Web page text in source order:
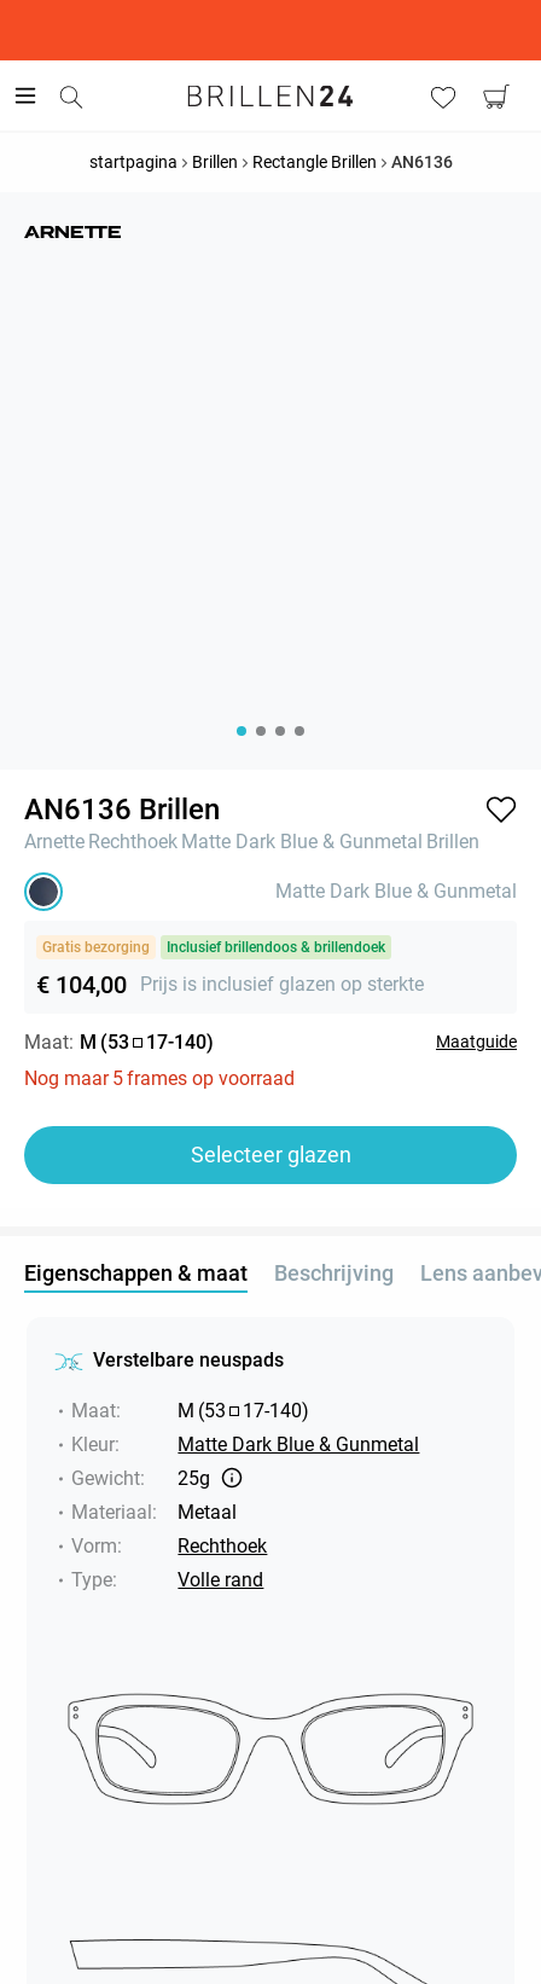
startpagina Brillen Rectangle Brillen AN6136
AN6136 Brillen
Arnette Rechthoek Matte Dark Blue & Gunmetal Brillen
Matte Dark Blue & Gunmetal
Gratis bezorging Inclusief brillendoos & brillendoek
€ 104,00 Prijs is inclusief glazen op sterkte
Maat: M (53 17-140) Maatguide
Nog maar 5frames op voorraad
Selecteer glazen
Eigenschappen & maat Beschrijving Lens
Verstelbare neuspads
Maat: M (53 17-140)
Kleur:
Matte Dark Blue & Gunmetal
Gewicht:
25g
Materiaal:
Metaal
Vorm:
Rechthoek
Type: Volle rand